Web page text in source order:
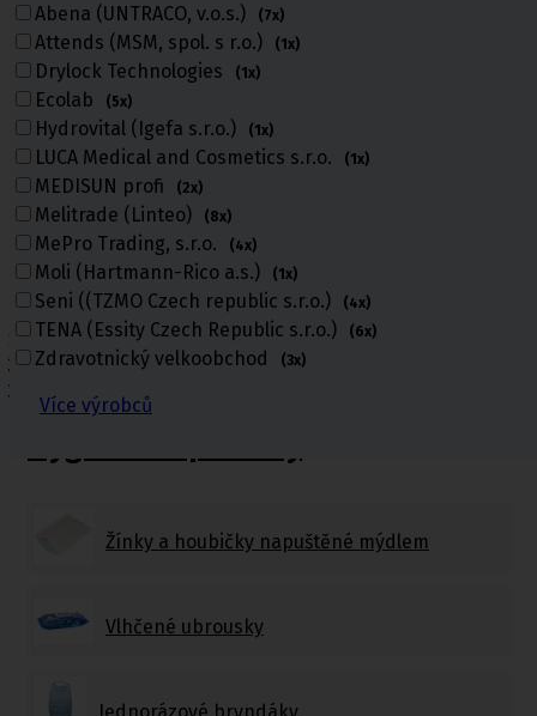
Abena (UNTRACO, v.o.s.) (7x)
Attends (MSM, spol. s r.o.) (1x)
Drylock Technologies (1x)
Ecolab (5x)
Hydrovital (Igefa s.r.o.) (1x)
LUCA Medical and Cosmetics s.r.o. (1x)
MEDISUN profi (2x)
Melitrade (Linteo) (8x)
MePro Trading, s.r.o. (4x)
Moli (Hartmann-Rico a.s.) (1x)
Seni ((TZMO Czech republic s.r.o.) (4x)
TENA (Essity Czech Republic s.r.o.) (6x)
Zdravotnický velkoobchod (3x)
Více výrobců
Úvod
Kosmetika a hygiena, Dětské pleny
Žínky a houbičky napuštěné mýdlem
Vlhčené ubrousky
Jednorázové bryndáky